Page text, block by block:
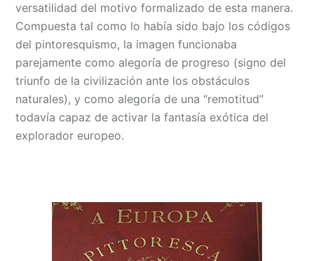
versatilidad del motivo formalizado de esta manera.
Compuesta tal como lo había sido bajo los códigos
del pintoresquismo, la imagen funcionaba
parejamente como alegoría de progreso (signo del
triunfo de la civilización ante los obstáculos
naturales), y como alegoría de una “remotitud”
todavía capaz de activar la fantasía exótica del
explorador europeo.